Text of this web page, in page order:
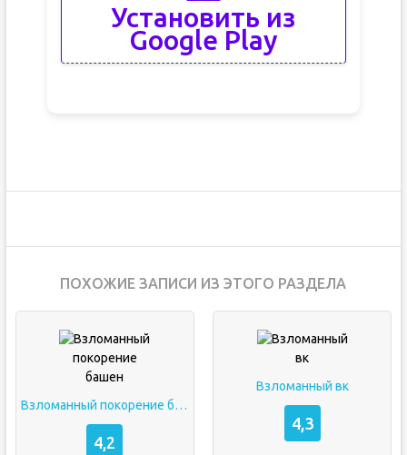
Установить из
Google Play
ПОХОЖИЕ ЗАПИСИ ИЗ ЭТОГО РАЗДЕЛА
Взломанный покорение башен
4,2
Взломанный вк
4,3